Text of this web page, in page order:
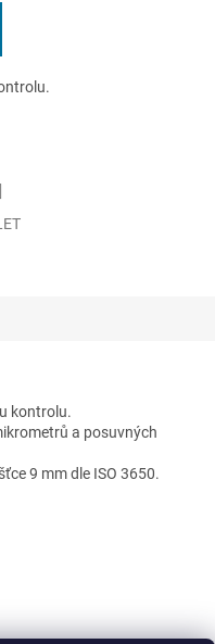
kontrolu.
a posuvných
9 mm dle ISO 3650.